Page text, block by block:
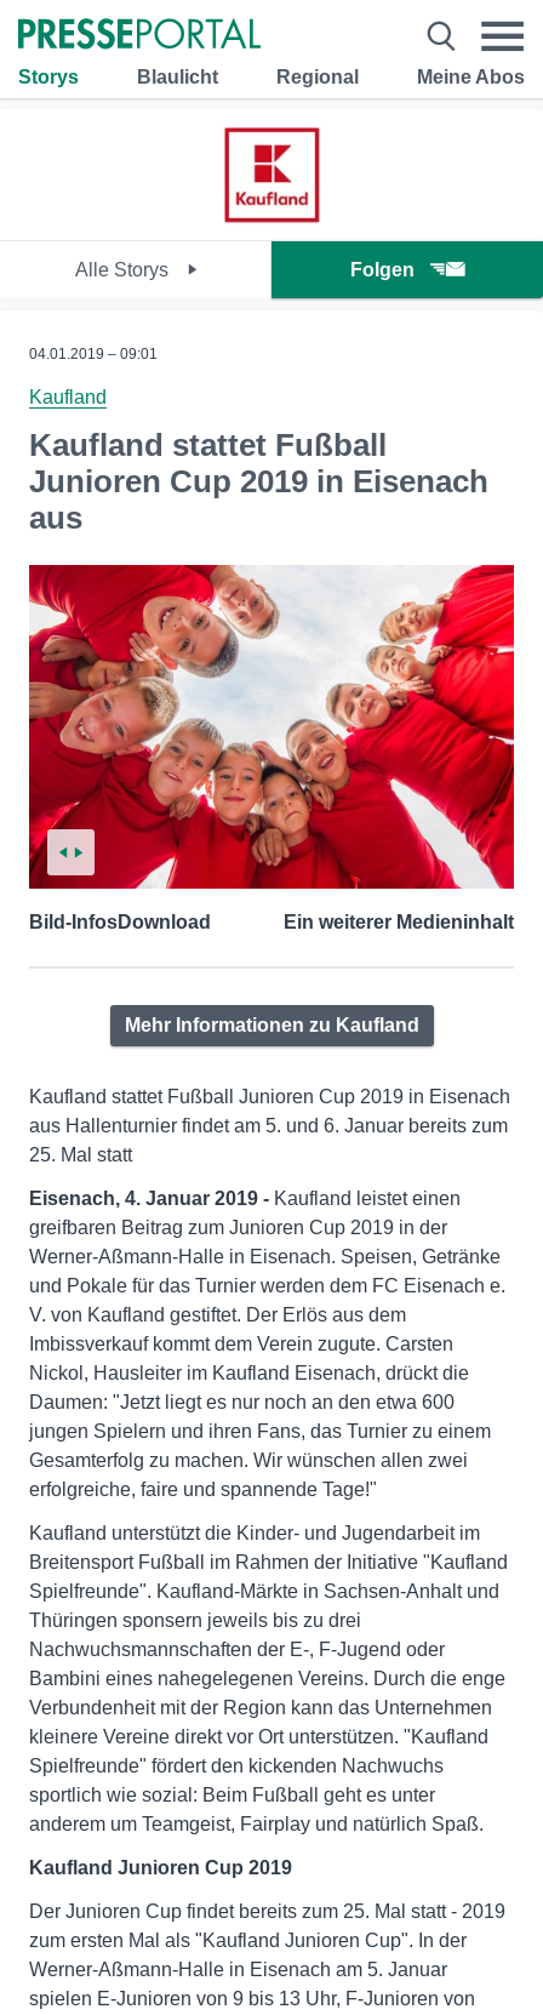
Storys Blaulicht Regional Meine Abos
Alle Storys Folgen
04.01.2019 – 09:01
Kaufland
Kaufland stattet Fußball
Junioren Cup 2019 in Eisenach
aus
Bild-InfosDownload Ein weiterer Medieninhalt
Mehr Informationen zu Kaufland
Kaufland stattet Fußball Junioren Cup 2019 in Eisenach
aus Hallenturnier findet am 5. und 6. Januar bereits zum
25. Mal statt
Eisenach, 4. Januar 2019 - Kaufland leistet einen
greifbaren Beitrag zum Junioren Cup 2019 in der
Werner-Aßmann-Halle in Eisenach. Speisen, Getränke
und Pokale für das Turnier werden dem FC Eisenach e.
V. von Kaufland gestiftet. Der Erlös aus dem
Imbissverkauf kommt dem Verein zugute. Carsten
Nickol, Hausleiter im Kaufland Eisenach, drückt die
Daumen: "Jetzt liegt es nur noch an den etwa 600
jungen Spielern und ihren Fans, das Turnier zu einem
Gesamterfolg zu machen. Wir wünschen allen zwei
erfolgreiche, faire und spannende Tage!"
Kaufland unterstützt die Kinder- und Jugendarbeit im
Breitensport Fußball im Rahmen der Initiative "Kaufland
Spielfreunde". Kaufland-Märkte in Sachsen-Anhalt und
Thüringen sponsern jeweils bis zu drei
Nachwuchsmannschaften der E-, F-Jugend oder
Bambini eines nahegelegenen Vereins. Durch die enge
Verbundenheit mit der Region kann das Unternehmen
kleinere Vereine direkt vor Ort unterstützen. "Kaufland
Spielfreunde" fördert den kickenden Nachwuchs
sportlich wie sozial: Beim Fußball geht es unter
anderem um Teamgeist, Fairplay und natürlich Spaß.
Kaufland Junioren Cup 2019
Der Junioren Cup findet bereits zum 25. Mal statt - 2019
zum ersten Mal als "Kaufland Junioren Cup". In der
Werner-Aßmann-Halle in Eisenach am 5. Januar
spielen E-Junioren von 9 bis 13 Uhr, F-Junioren von